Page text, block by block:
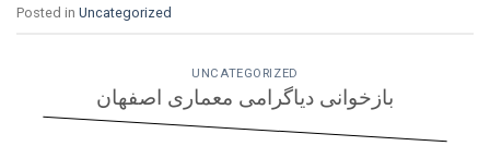
Posted in Uncategorized
UNCATEGORIZED
بازخوانی دیاگرامی معماری اصفهان